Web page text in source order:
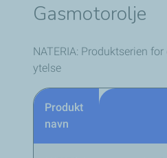
Gasmotorolje
NATERIA: Produktserien
ytelse
Produkt
navn